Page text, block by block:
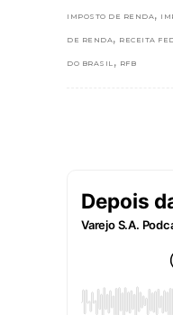
IMPOSTO DE RENDA ,
DE RENDA , RECEITA
DO BRASIL , RFB